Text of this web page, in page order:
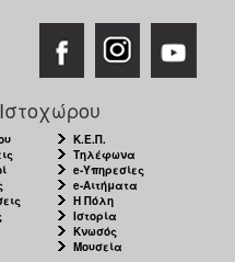
Κ.Ε.Π.
Τηλέφωνα
e-Υπηρεσίες
e-Αιτήματα
Η Πόλη
Ιστορία
Κνωσός
Μουσεία